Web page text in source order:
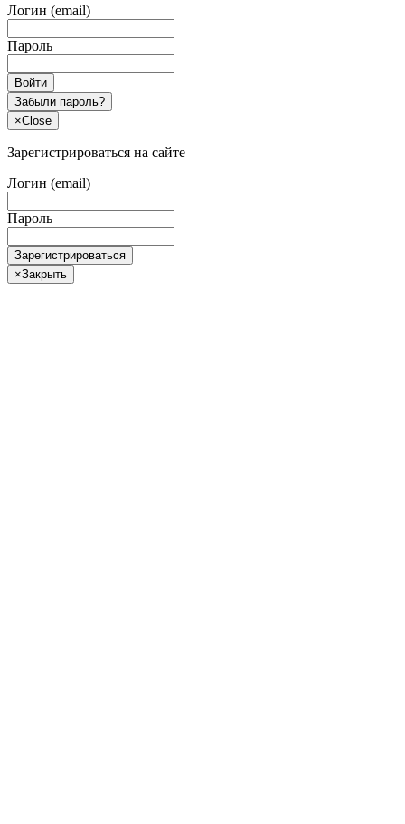
Логин (email)
Пароль
Войти
Забыли пароль?
×Close
Зарегистрироваться на сайте
Логин (email)
Пароль
Зарегистрироваться
×Закрыть